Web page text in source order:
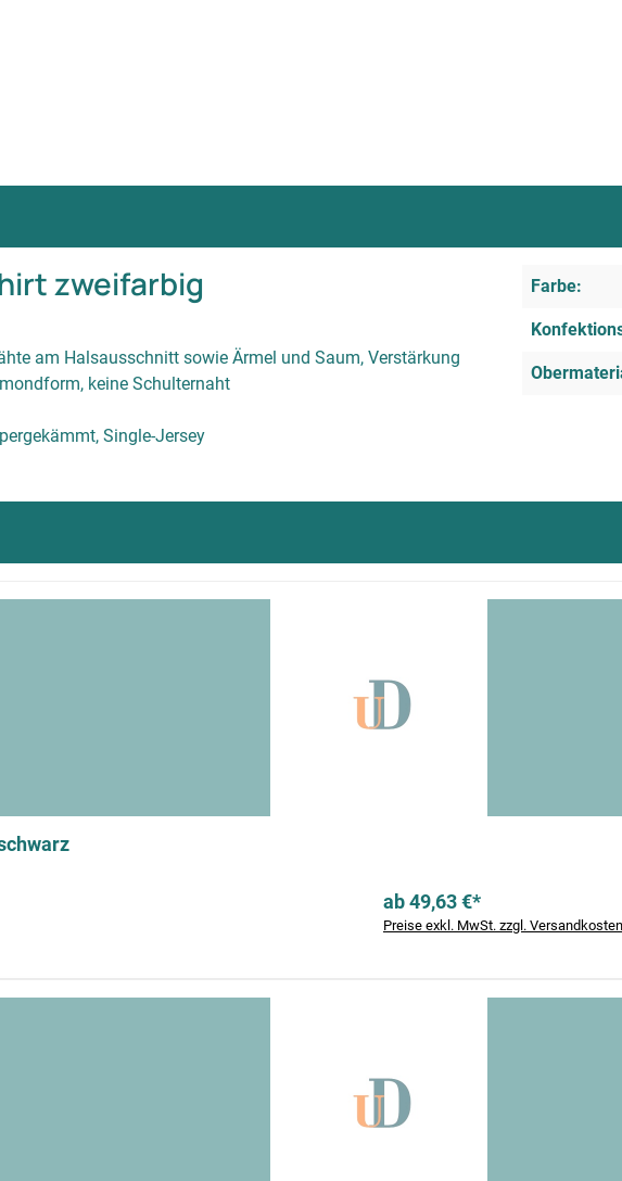
zweifarbig
am Halsausschnitt sowie Ärmel und Saum, Verstärkung
keine Schulternaht
Single-Jersey
Farbe:
ab 49,63 €*
Preise exkl. MwSt. zzgl. Versandkosten